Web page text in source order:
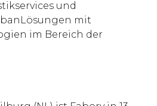
und
mit
im Bereich der